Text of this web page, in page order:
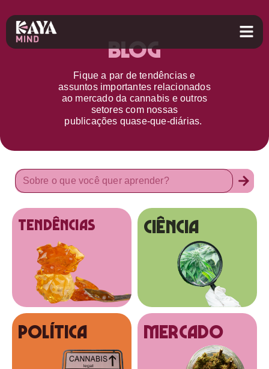
Blog
Fique a par detendências e
assuntos importantes relacionados
ao mercado da cannabis e outros
setorescom nossas
publicações quase-que-diárias.
tendências Ciência
Política MERCADO